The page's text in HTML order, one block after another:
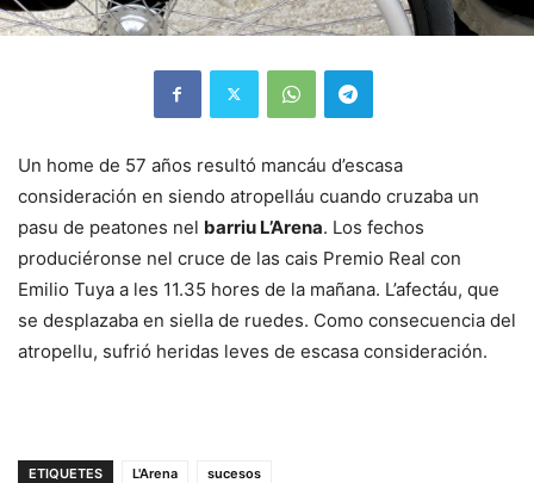
Un home de 57 años resultó mancáu d’escasa
consideración en siendo atropelláu cuando cruzaba un
pasu de peatones nel barriu L’Arena. Los fechos
produciéronse nel cruce de las cais Premio Real con
Emilio Tuya a les 11.35 hores de la mañana. L’afectáu, que
se desplazaba en siella de ruedes. Como consecuencia del
atropellu, sufrió heridas leves de escasa consideración.
ETIQUETES L'Arena sucesos